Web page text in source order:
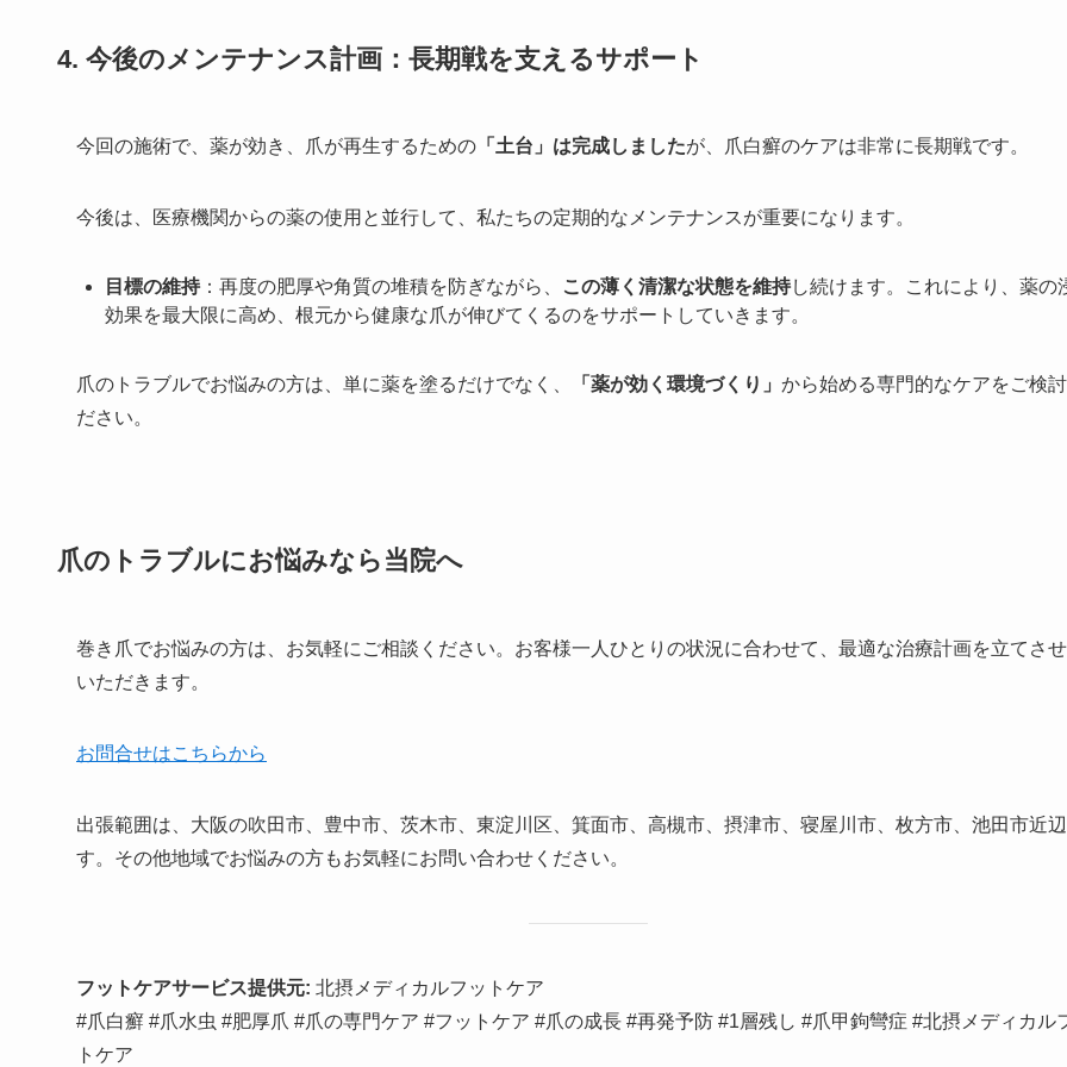
4. 今後のメンテナンス計画：長期戦を支えるサポート
今回の施術で、薬が効き、爪が再生するための 「土台」は完成しましたが、爪白癬のケアは非常に長期戦です。
今後は、医療機関からの薬の使用と並行して、私たちの定期的なメンテナンスが重要になります。
目標の維持：再度の肥厚や角質の堆積を防ぎながら、 この薄く清潔な状態を維持し続けます。これにより、薬の
効果を最大限に高め、根元から健康な爪が伸びてくるのをサポートしていきます。
爪のトラブルでお悩みの方は、単に薬を塗るだけでなく、 「薬が効く環境づくり」 から始める専門的なケアをご検
ださい。
爪のトラブルにお悩みなら当院へ
巻き爪でお悩みの方は、お気軽にご相談ください。お客様一人ひとりの状況に合わせて、最適な治療計画を立てさ
いただきます。
お問合せはこちらから
出張範囲は、大阪の吹田市、豊中市、茨木市、東淀川区、箕面市、高槻市、摂津市、寝屋川市、枚方市、池田市近
す。その他地域でお悩みの方もお気軽にお問い合わせください。
フットケアサービス提供元: 北摂メディカルフットケア
#爪白癬 #爪水虫 #肥厚爪 #爪の専門ケア #フットケア #爪の成長 #再発予防 #1層残し #爪甲鉤彎症 #北摂メディカル
トケア